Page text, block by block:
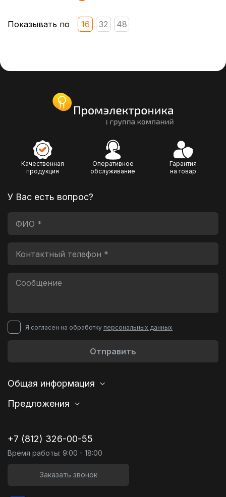
Показывать по 16 32 48
Качественная
продукция
Оперативное
обслуживание
Гарантия
на товар
У Вас есть вопрос?
Я согласен на обработку персональных данных
Отправить
Общая информация
Предложения
+7 (812) 326-00-55
Время работы: 9:00 - 18:00
Заказать звонок